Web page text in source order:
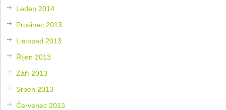
Leden 2014
Prosinec 2013
Listopad 2013
Říjen 2013
Září 2013
Srpen 2013
Červenec 2013